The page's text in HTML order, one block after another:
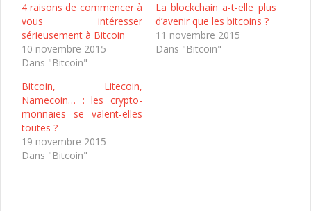
4 raisons de commencer à
vous intéresser
sérieusement à Bitcoin
10 novembre 2015
Dans "Bitcoin"
La blockchain a-t-elle plus
d’avenir que les bitcoins ?
11 novembre 2015
Dans "Bitcoin"
Bitcoin, Litecoin,
Namecoin… : les crypto-
monnaies se valent-elles
toutes ?
19 novembre 2015
Dans "Bitcoin"